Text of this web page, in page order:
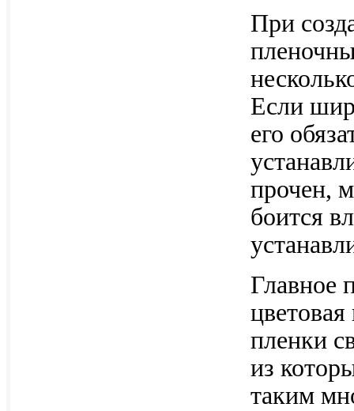
При
Если
его
прочен,
боится
Главное
пленки
из
таким